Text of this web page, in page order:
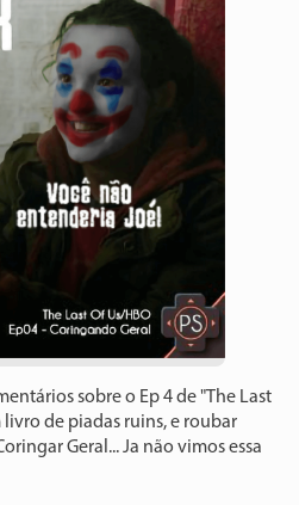
sobre o Ep 4 de "The Last
livro de piadas ruins, e roubar
Geral... Ja não vimos essa